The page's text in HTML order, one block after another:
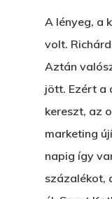
A lényeg, a
volt.
Aztán
jött. Ezért a
kereszt, az
marketing
napig így
százalékot,